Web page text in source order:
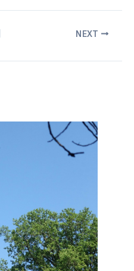
NEXT